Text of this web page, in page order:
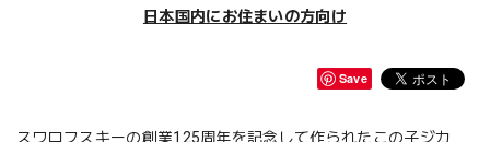
日本国内にお住まいの方向け
Save
スワロフスキーの創業125周年を記念して作られたこの子ジカ